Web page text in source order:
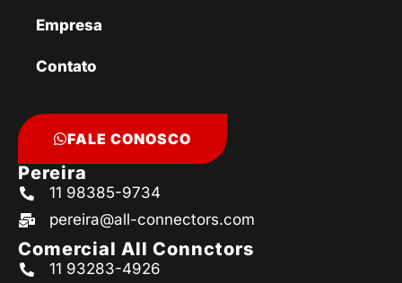
Empresa
Contato
FALE CONOSCO
Pereira
11 98385-9734
pereira@all-connectors.com
Comercial All Connctors
11 93283-4926